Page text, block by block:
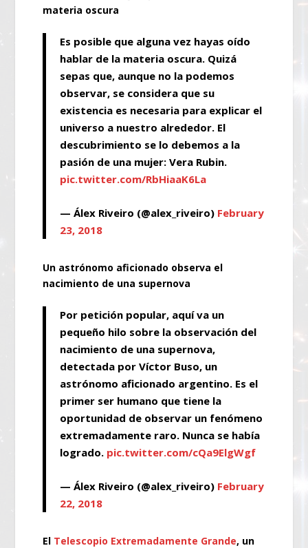
materia oscura
Es posible que alguna vez hayas oído
hablar de la materia oscura. Quizá
sepas que, aunque no la podemos
observar, se considera que su
existencia es necesaria para explicar el
universo a nuestro alrededor. El
descubrimiento se lo debemos a la
pasión de una mujer: Vera Rubin.
pic.twitter.com/RbHiaaK6La
— Álex Riveiro (@alex_riveiro) February
23, 2018
Un astrónomo aficionado observa el
nacimiento de una supernova
Por petición popular, aquí va un
pequeño hilo sobre la observación del
nacimiento de una supernova,
detectada por Víctor Buso, un
astrónomo aficionado argentino. Es el
primer ser humano que tiene la
oportunidad de observar un fenómeno
extremadamente raro. Nunca se había
logrado. pic.twitter.com/cQa9ElgWgf
— Álex Riveiro (@alex_riveiro) February
22, 2018
El Telescopio Extremadamente Grande, un